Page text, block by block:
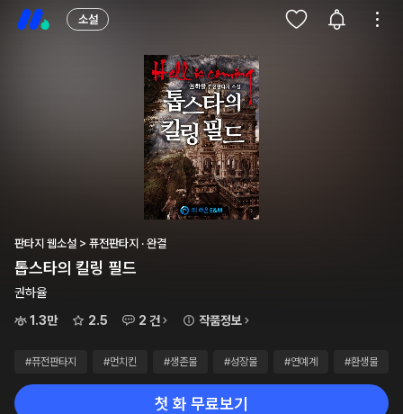
소설
판타지 웹소설 > 퓨전판타지 · 완결
톱스타의 킬링 필드
권하율
1.3만
2.5 2 건 작품정보
#퓨전판타지 #먼치킨 #생존물 #성장물 #연예계 #환생물
첫 화 무료보기